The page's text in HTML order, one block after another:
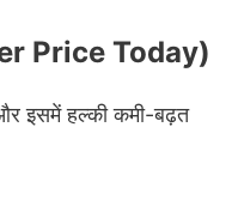
Price Today)
इसमें हल्की कमी-बढ़त